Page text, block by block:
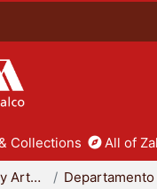
Collections All of
División de Ciencias y Artes para el Diseño